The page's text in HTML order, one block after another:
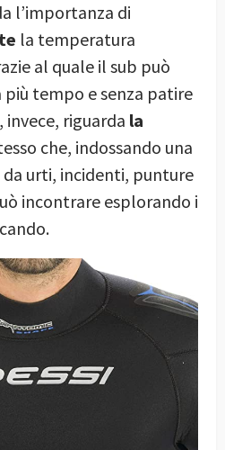
l’importanza di
la temperatura
al quale il sub può
più tempo e senza patire
riguarda la
che, indossando una
urti, incidenti, punture
incontrare esplorando i